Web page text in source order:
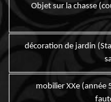
Objet sur la chasse
décoration de jardin
mobilier XXe (année